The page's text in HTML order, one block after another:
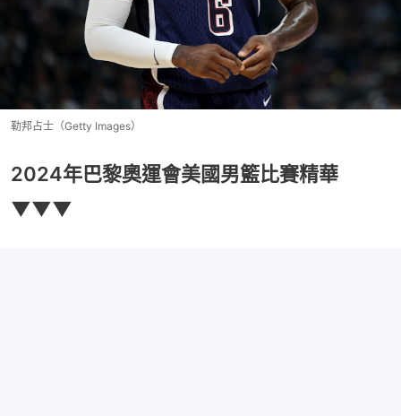
勒邦占士（Getty Images）
2024年巴黎奧運會美國男籃比賽精華
▼▼▼